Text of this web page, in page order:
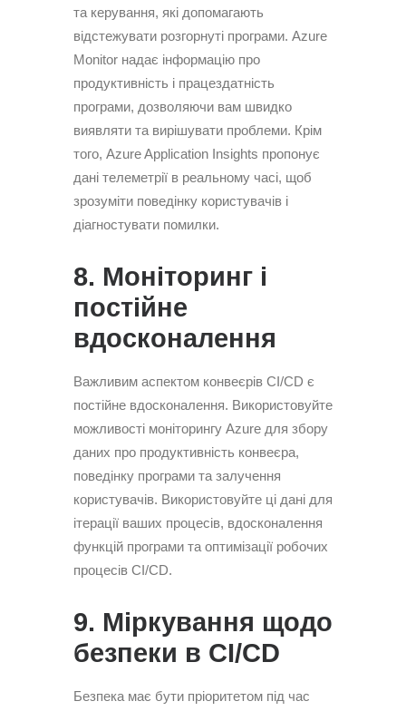
та керування, які допомагають
відстежувати розгорнуті програми. Azure
Monitor надає інформацію про
продуктивність і працездатність
програми, дозволяючи вам швидко
виявляти та вирішувати проблеми. Крім
того, Azure Application Insights пропонує
дані телеметрії в реальному часі, щоб
зрозуміти поведінку користувачів і
діагностувати помилки.
8. Моніторинг і
постійне
вдосконалення
Важливим аспектом конвеєрів CI/CD є
постійне вдосконалення. Використовуйте
можливості моніторингу Azure для збору
даних про продуктивність конвеєра,
поведінку програми та залучення
користувачів. Використовуйте ці дані для
ітерації ваших процесів, вдосконалення
функцій програми та оптимізації робочих
процесів CI/CD.
9. Міркування щодо
безпеки в CI/CD
Безпека має бути пріоритетом під час